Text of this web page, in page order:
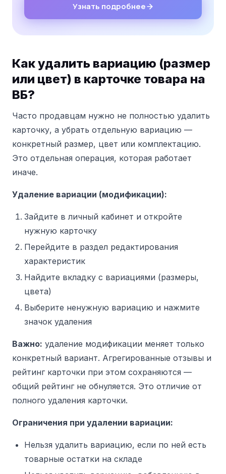
Узнать подробнее
Как удалить вариацию (размер
или цвет) в карточке товара на
ВБ?
Часто продавцам нужно не полностью удалить
карточку, а убрать отдельную вариацию —
конкретный размер, цвет или комплектацию.
Это отдельная операция, которая работает
иначе.
Удаление вариации (модификации):
Зайдите в личный кабинет и откройте
нужную карточку
Перейдите в раздел редактирования
характеристик
Найдите вкладку с вариациями (размеры,
цвета)
Выберите ненужную вариацию и нажмите
значок удаления
Важно: удаление модификации меняет только
конкретный вариант. Агрегированные отзывы и
рейтинг карточки при этом сохраняются —
общий рейтинг не обнуляется. Это отличие от
полного удаления карточки.
Ограничения при удалении вариации:
Нельзя удалить вариацию, если по ней есть
товарные остатки на складе